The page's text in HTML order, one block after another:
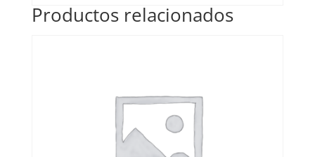
Productos relacionados